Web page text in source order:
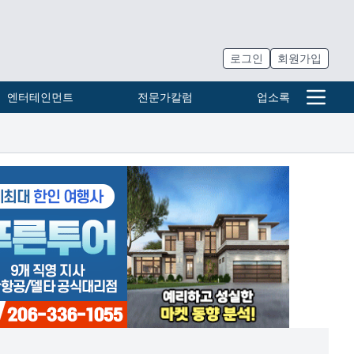
로그인 회원가입
엔터테인먼트 전문가칼럼 업소록